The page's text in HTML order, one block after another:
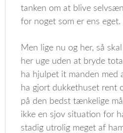
tanken om at blive
for noget som er ens eget.
Men lige nu og her, så
her uge uden at bryde
ha hjulpet it manden med
ha gjort dukkethuset rent
på den bedst tænkelige
ikke en sjov situation for
stadig utrolig meget af